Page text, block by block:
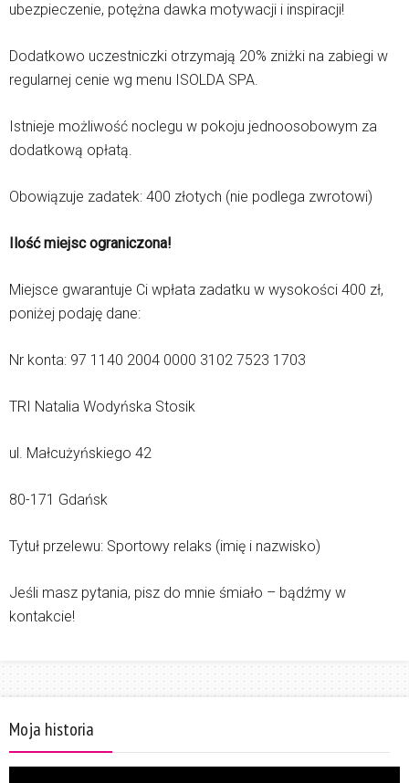
ubezpieczenie, potężna dawka motywacji i inspiracji!
Dodatkowo uczestniczki otrzymają 20% zniżki na zabiegi w
regularnej cenie wg menu ISOLDA SPA.
Istnieje możliwość noclegu w pokoju jednoosobowym za
dodatkową opłatą.
Obowiązuje zadatek: 400 złotych (nie podlega zwrotowi)
Ilość miejsc ograniczona!
Miejsce gwarantuje Ci wpłata zadatku w wysokości 400 zł,
poniżej podaję dane:
Nr konta: 97 1140 2004 0000 3102 7523 1703
TRI Natalia Wodyńska Stosik
ul. Małcużyńskiego 42
80-171 Gdańsk
Tytuł przelewu: Sportowy relaks (imię i nazwisko)
Jeśli masz pytania, pisz do mnie śmiało – bądźmy w
kontakcie!
Moja historia